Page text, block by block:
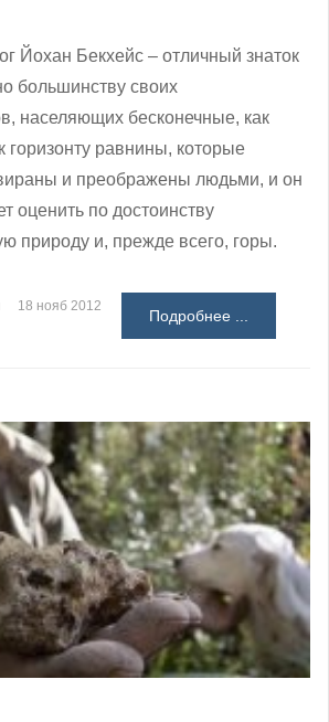
Йохан Бекхейс – отличный знаток
большинству своих
населяющих бесконечные, как
горизонту равнины, которые
и преображены людьми, и он
оценить по достоинству
природу и, прежде всего, горы.
18 нояб 2012
Подробнее ...